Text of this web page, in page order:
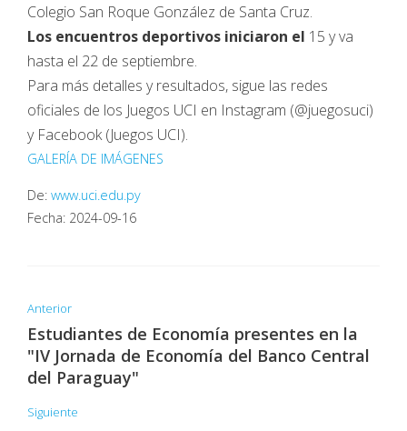
Colegio San Roque González de Santa Cruz.
Los encuentros deportivos iniciaron el 15 y va
hasta el 22 de septiembre.
Para más detalles y resultados, sigue las redes
oficiales de los Juegos UCI en Instagram (@juegosuci)
y Facebook (Juegos UCI).
GALERÍA DE IMÁGENES
De: www.uci.edu.py
Fecha: 2024-09-16
Anterior
Estudiantes de Economía presentes en la
"IV Jornada de Economía del Banco Central
del Paraguay"
Siguiente